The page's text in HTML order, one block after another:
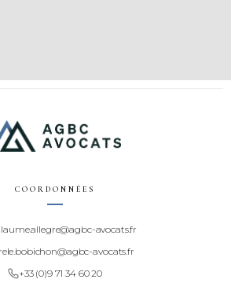
COORDONNÉES
avocats.fr
avocats.fr
+33 (0)9 71 34 60 20